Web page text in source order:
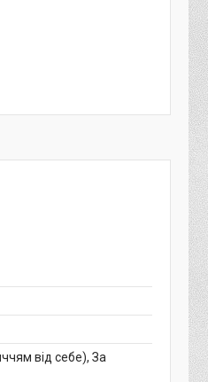
від себе), За